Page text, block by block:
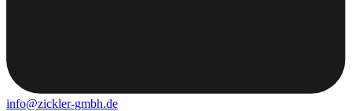
info@zickler-gmbh.de